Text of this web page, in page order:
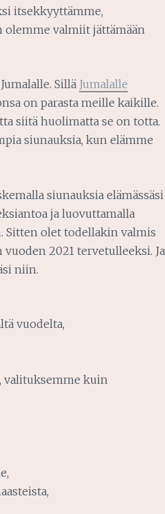
itsekkyyttämme,
olemme valmiit jättämään
Sillä Jumalalle
on parasta meille kaikille.
siitä huolimatta se on totta.
siunauksia, kun elämme
siunauksia elämässäsi
ja luovuttamalla
Sitten olet todellakin valmis
2021 tervetulleeksi. Ja
niin.
vuodelta,
valituksemme kuin